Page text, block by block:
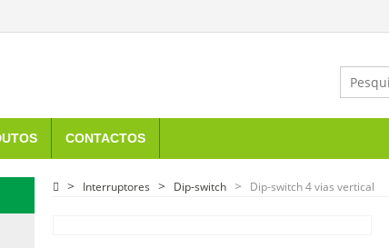
CONTACTOS
Interruptores Dip-switch Dip-switch 4 vias vertical